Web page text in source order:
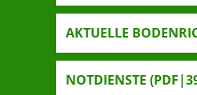
AKTUELLE
NOTDIENSTE